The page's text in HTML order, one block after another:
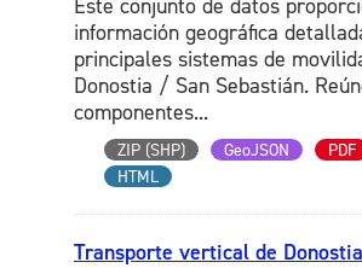
Este conjunto de datos
información geográfica
principales sistemas de
Donostia / San Sebastián.
componentes...
ZIP (SHP) GeoJSON PDF
HTML
Transporte vertical de